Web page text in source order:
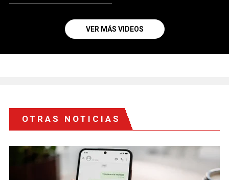
VER MÁS VIDEOS
OTRAS NOTICIAS